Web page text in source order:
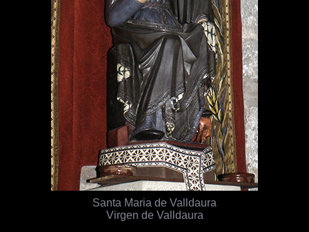
Santa Maria de Valldaura
Virgen de Valldaura